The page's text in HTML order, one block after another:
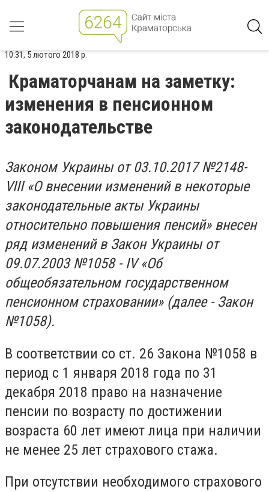
10:31, 5 лютого 2018 р.
Краматорчанам на заметку:
изменения в пенсионном
законодательстве
Законом Украины от 03.10.2017 №2148-
VIII «О внесении изменений в некоторые
законодательные акты Украины
относительно повышения пенсий» внесен
ряд изменений в Закон Украины от
09.07.2003 №1058 - IV «Об
общеобязательном государственном
пенсионном страховании» (далее - Закон
№1058).
В соответствии со ст. 26 Закона №1058 в
период с 1 января 2018 года по 31
декабря 2018 право на назначение
пенсии по возрасту по достижении
возраста 60 лет имеют лица при наличии
не менее 25 лет страхового стажа.
При отсутствии необходимого страхового